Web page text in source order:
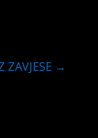
ZAVJESE →